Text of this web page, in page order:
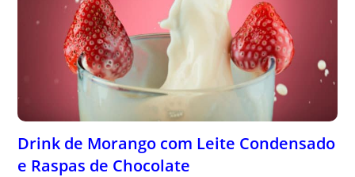
Drink de Morango com Leite Condensado
e Raspas de Chocolate